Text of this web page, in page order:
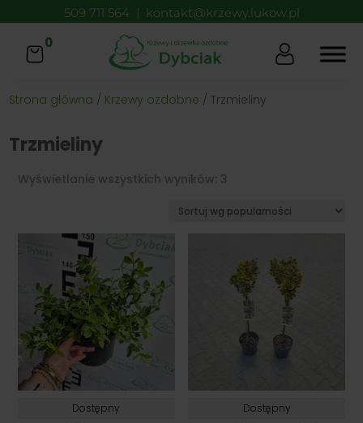
509 711 564 | kontakt@krzewy.lukow.pl
0
Strona główna / Krzewy ozdobne / Trzmieliny
Trzmieliny
Wyświetlanie wszystkich wyników: 3
popularności
Dostępny Dostępny